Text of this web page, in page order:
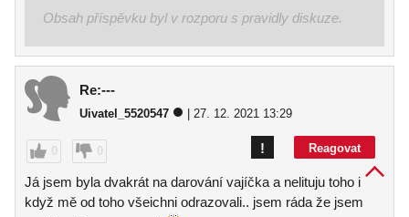
Obsah příspěvku byl v rozporu s pravidly diskuze.
Re:---
Uivatel_5520547 | 27. 12. 2021 13:29
0 0 Reagovat
!
Já jsem byla dvakrát na darování vajíčka a nelituju toho i
když mě od toho všeichni odrazovali.. jsem ráda že jsem